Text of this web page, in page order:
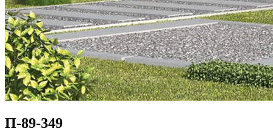
П-89-349